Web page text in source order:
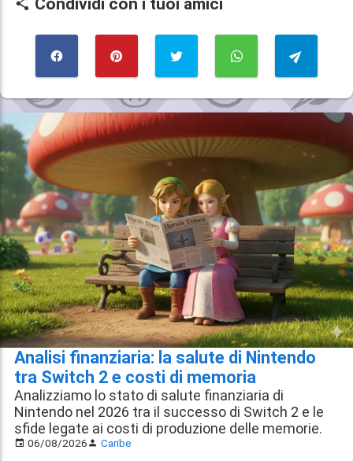
Analisi finanziaria: la salute di Nintendo
tra Switch 2 e costi di memoria
Analizziamo lo stato di salute finanziaria di
Nintendo nel 2026 tra il successo di Switch 2 e le
sfide legate ai costi di produzione delle memorie.
06/08/2026 Caribe